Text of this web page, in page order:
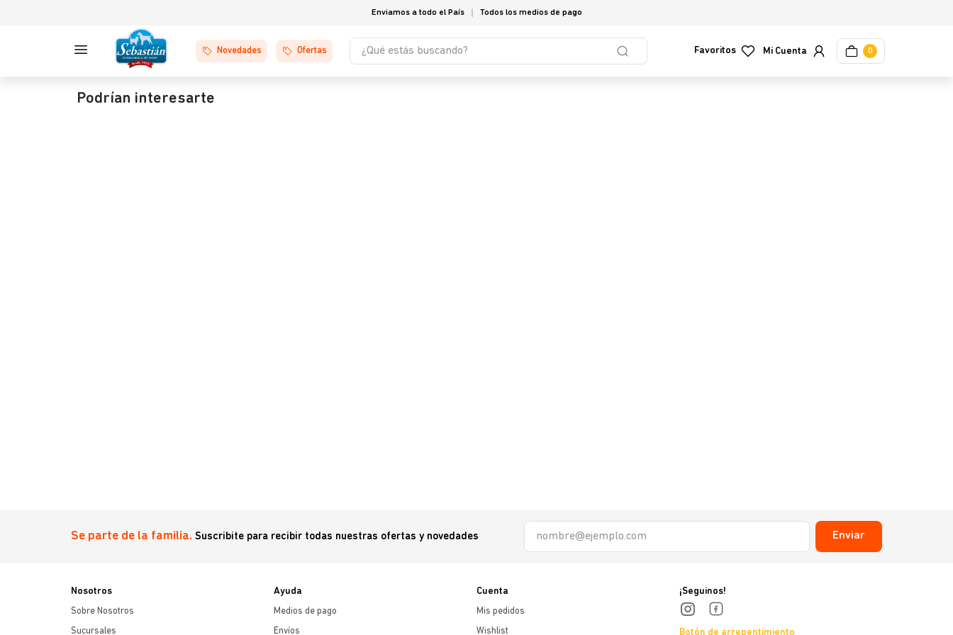
Enviamos a todo el País Todos los medios de pago
Novedades Ofertas
¿Qué estás buscando?
Favoritos 0
Podrían interesarte
Se parte de la familia. Suscribite para recibir todas nuestras ofertas y novedades Enviar
Nosotros
Sobre Nosotros
Sucursales
Ayuda
Medios de pago
Envíos
Cuenta
Mis pedidos
Wishlist
¡Seguinos!
Botón de arrepentimiento